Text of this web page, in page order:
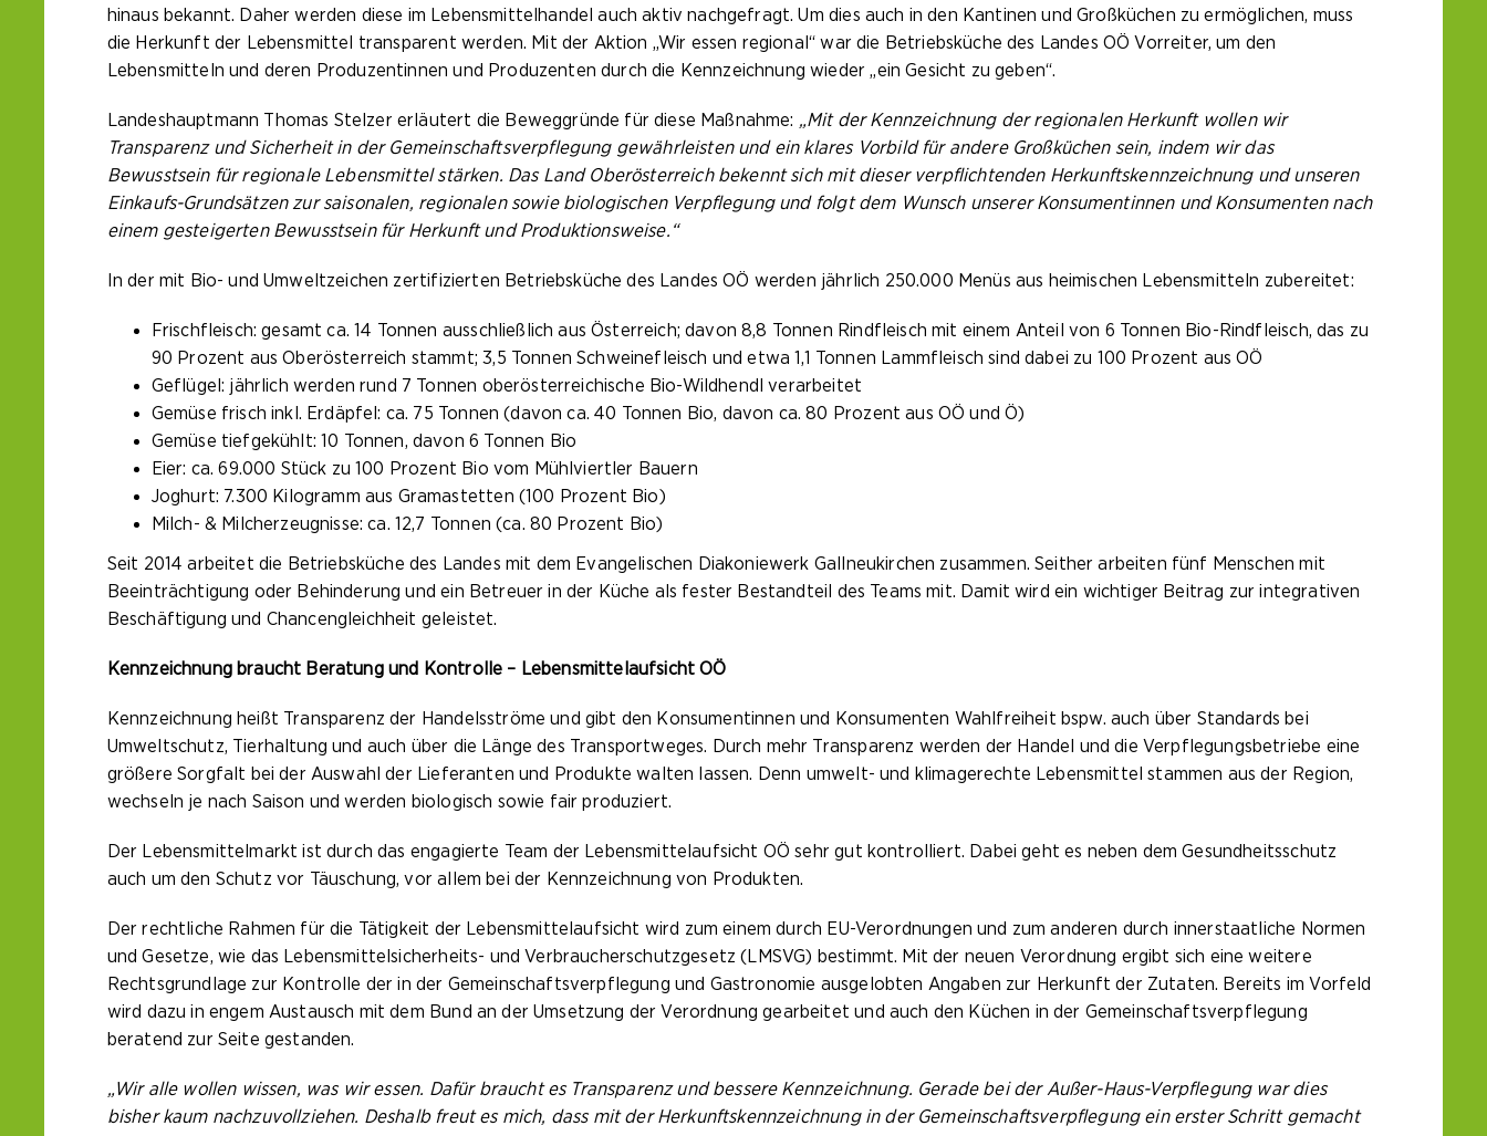
hinaus bekannt. Daher werden diese im Lebensmittelhandel auch aktiv nachgefragt. Um dies auch in den Kantinen und Großküchen zu ermöglichen, muss
die Herkunft der Lebensmittel transparent werden. Mit der Aktion „Wir essen regional“ war die Betriebsküche des Landes OÖ Vorreiter, um den
Lebensmitteln und deren Produzentinnen und Produzenten durch die Kennzeichnung wieder „ein Gesicht zu geben“.
Landeshauptmann Thomas Stelzer erläutert die Beweggründe für diese Maßnahme: „Mit der Kennzeichnung der regionalen Herkunft wollen wir
Transparenz und Sicherheit in der Gemeinschaftsverpflegung gewährleisten und ein klares Vorbild für andere Großküchen sein, indem wir das
Bewusstsein für regionale Lebensmittel stärken. Das Land Oberösterreich bekennt sich mit dieser verpflichtenden Herkunftskennzeichnung und unseren
Einkaufs-Grundsätzen zur saisonalen, regionalen sowie biologischen Verpflegung und folgt dem Wunsch unserer Konsumentinnen und Konsumenten nach
einem gesteigerten Bewusstsein für Herkunft und Produktionsweise.“
In der mit Bio- und Umweltzeichen zertifizierten Betriebsküche des Landes OÖ werden jährlich 250.000 Menüs aus heimischen Lebensmitteln zubereitet:
Frischfleisch: gesamt ca. 14 Tonnen ausschließlich aus Österreich; davon 8,8 Tonnen Rindfleisch mit einem Anteil von 6 Tonnen Bio-Rindfleisch, das zu
90 Prozent aus Oberösterreich stammt; 3,5 Tonnen Schweinefleisch und etwa 1,1 Tonnen Lammfleisch sind dabei zu 100 Prozent aus OÖ
Geflügel: jährlich werden rund 7 Tonnen oberösterreichische Bio-Wildhendl verarbeitet
Gemüse frisch inkl. Erdäpfel: ca. 75 Tonnen (davon ca. 40 Tonnen Bio, davon ca. 80 Prozent aus OÖ und Ö)
Gemüse tiefgekühlt: 10 Tonnen, davon 6 Tonnen Bio
Eier: ca. 69.000 Stück zu 100 Prozent Bio vom Mühlviertler Bauern
Joghurt: 7.300 Kilogramm aus Gramastetten (100 Prozent Bio)
Milch- & Milcherzeugnisse: ca. 12,7 Tonnen (ca. 80 Prozent Bio)
Seit 2014 arbeitet die Betriebsküche des Landes mit dem Evangelischen Diakoniewerk Gallneukirchen zusammen. Seither arbeiten fünf Menschen mit
Beeinträchtigung oder Behinderung und ein Betreuer in der Küche als fester Bestandteil des Teams mit. Damit wird ein wichtiger Beitrag zur integrativen
Beschäftigung und Chancengleichheit geleistet.
Kennzeichnung braucht Beratung und Kontrolle – Lebensmittelaufsicht OÖ
Kennzeichnung heißt Transparenz der Handelsströme und gibt den Konsumentinnen und Konsumenten Wahlfreiheit bspw. auch über Standards bei
Umweltschutz, Tierhaltung und auch über die Länge des Transportweges. Durch mehr Transparenz werden der Handel und die Verpflegungsbetriebe eine
größere Sorgfalt bei der Auswahl der Lieferanten und Produkte walten lassen. Denn umwelt- und klimagerechte Lebensmittel stammen aus der Region,
wechseln je nach Saison und werden biologisch sowie fair produziert.
Der Lebensmittelmarkt ist durch das engagierte Team der Lebensmittelaufsicht OÖ sehr gut kontrolliert. Dabei geht es neben dem Gesundheitsschutz
auch um den Schutz vor Täuschung, vor allem bei der Kennzeichnung von Produkten.
Der rechtliche Rahmen für die Tätigkeit der Lebensmittelaufsicht wird zum einem durch EU-Verordnungen und zum anderen durch innerstaatliche Normen
und Gesetze, wie das Lebensmittelsicherheits- und Verbraucherschutzgesetz (LMSVG) bestimmt. Mit der neuen Verordnung ergibt sich eine weitere
Rechtsgrundlage zur Kontrolle der in der Gemeinschaftsverpflegung und Gastronomie ausgelobten Angaben zur Herkunft der Zutaten. Bereits im Vorfeld
wird dazu in engem Austausch mit dem Bund an der Umsetzung der Verordnung gearbeitet und auch den Küchen in der Gemeinschaftsverpflegung
beratend zur Seite gestanden.
„Wir alle wollen wissen, was wir essen. Dafür braucht es Transparenz und bessere Kennzeichnung. Gerade bei der Außer-Haus-Verpflegung war dies
bisher kaum nachzuvollziehen. Deshalb freut es mich, dass mit der Herkunftskennzeichnung in der Gemeinschaftsverpflegung ein erster Schritt gemacht